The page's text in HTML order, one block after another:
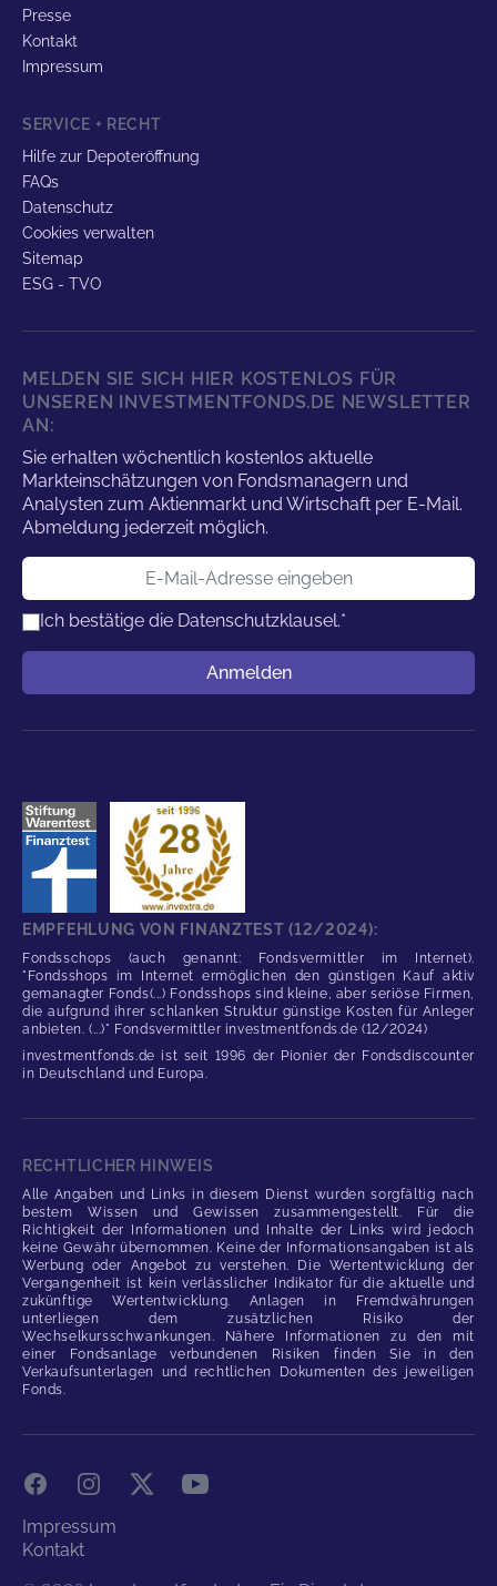
Presse
Kontakt
Impressum
SERVICE + RECHT
Hilfe zur Depoteröffnung
FAQs
Datenschutz
Cookies verwalten
Sitemap
ESG - TVO
MELDEN SIE SICH HIER KOSTENLOS FÜR
UNSEREN INVESTMENTFONDS.DE NEWSLETTER
AN:
Sie erhalten wöchentlich kostenlos aktuelle
Markteinschätzungen von Fondsmanagern und
Analysten zum Aktienmarkt und Wirtschaft per E-Mail.
Abmeldung jederzeit möglich.
E-Mail-Adresse
Ich bestätige die Datenschutzklausel.*
Anmelden
EMPFEHLUNG VON FINANZTEST (12/2024):
Fondsschops (auch genannt: Fondsvermittler im Internet).
"Fondsshops im Internet ermöglichen den günstigen Kauf aktiv
gemanagter Fonds(...) Fondsshops sind kleine, aber seriöse Firmen,
die aufgrund ihrer schlanken Struktur günstige Kosten für Anleger
anbieten. (...)" Fondsvermittler investmentfonds.de (12/2024)
investmentfonds.de ist seit 1996 der Pionier der Fondsdiscounter
in Deutschland und Europa.
RECHTLICHER HINWEIS
Alle Angaben und Links in diesem Dienst wurden sorgfältig nach
bestem Wissen und Gewissen zusammengestellt. Für die
Richtigkeit der Informationen und Inhalte der Links wird jedoch
keine Gewähr übernommen. Keine der Informationsangaben ist als
Werbung oder Angebot zu verstehen. Die Wertentwicklung der
Vergangenheit ist kein verlässlicher Indikator für die aktuelle und
zukünftige Wertentwicklung. Anlagen in Fremdwährungen
unterliegen dem zusätzlichen Risiko der
Wechselkursschwankungen. Nähere Informationen zu den mit
einer Fondsanlage verbundenen Risiken finden Sie in den
Verkaufsunterlagen und rechtlichen Dokumenten des jeweiligen
Fonds.
FacebookInstagram
X YouTube
Impressum
Kontakt